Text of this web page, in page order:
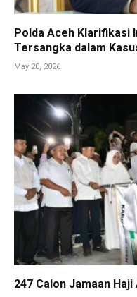
Polda Aceh Klarifikasi
Tersangka dalam
May 20, 2026
247 Calon Jamaan